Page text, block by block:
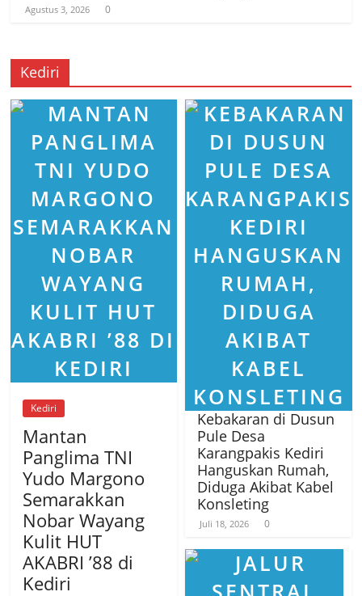
Agustus 3, 2026 0
Kediri
Kediri
Mantan
Panglima TNI
Yudo Margono
Semarakkan
Nobar Wayang
Kulit HUT
AKABRI ’88 di
Kediri
Kebakaran di Dusun
Pule Desa
Karangpakis Kediri
Hanguskan Rumah,
Diduga Akibat Kabel
Konsleting
Juli 18, 2026 0